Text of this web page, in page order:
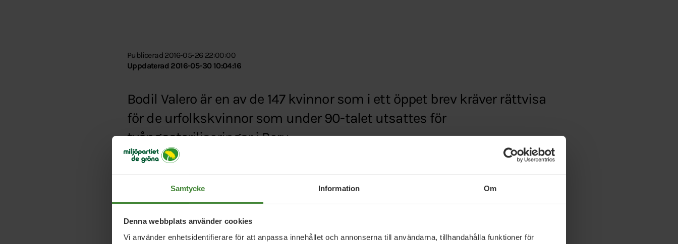
Samtycke Information Om
Denna webbplats använder cookies
Vi använder enhetsidentifierare för att anpassa innehållet och annonserna till användarna, tillhandahålla funktioner för
Publicerad 2016-05-26 22:00:00
Uppdaterad 2016-05-30 10:04:16
Bodil Valero är en av de 147 kvinnor som i ett öppet brev kräver rättvisa
för de urfolkskvinnor som under 90-talet utsattes för
tvångssteriliseringar i Peru.